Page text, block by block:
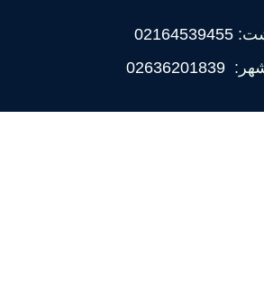
02164539455
02636201839